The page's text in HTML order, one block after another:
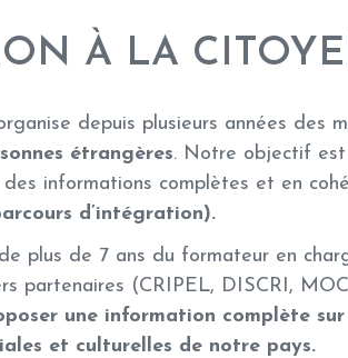
À LA
depuis plusieurs années des
étrangères. Notre objectif
informations complètes et en
d’intégration).
plus de 7 ans du formateur en
partenaires (CRIPEL, DISCRI,
une information complète
et culturelles de notre pays.